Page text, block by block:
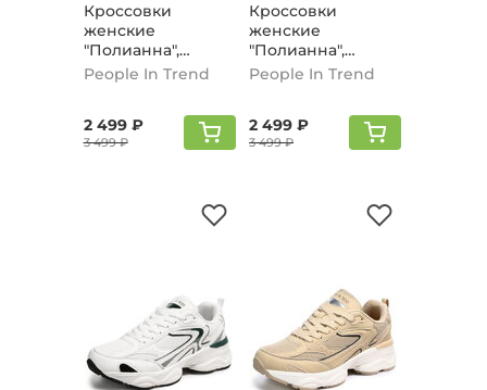
Кроссовки
женские
"Полианна",
бордовый
People In Trend
2 499 ₽
3 499 ₽
Кроссовки
женские
"Полианна",
леопард
People In Trend
2 499 ₽
3 499 ₽